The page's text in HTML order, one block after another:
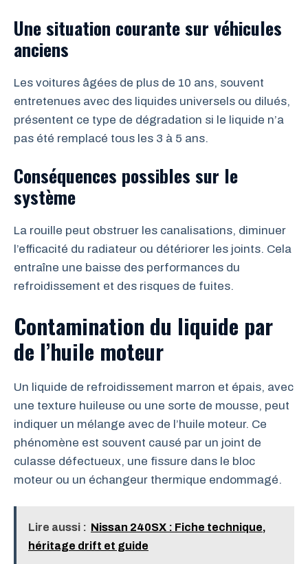
Une situation courante sur véhicules
anciens
Les voitures âgées de plus de 10 ans, souvent
entretenues avec des liquides universels ou dilués,
présentent ce type de dégradation si le liquide n’a
pas été remplacé tous les 3 à 5 ans.
Conséquences possibles sur le
système
La rouille peut obstruer les canalisations, diminuer
l’efficacité du radiateur ou détériorer les joints. Cela
entraîne une baisse des performances du
refroidissement et des risques de fuites.
Contamination du liquide par
de l’huile moteur
Un liquide de refroidissement marron et épais, avec
une texture huileuse ou une sorte de mousse, peut
indiquer un mélange avec de l’huile moteur. Ce
phénomène est souvent causé par un joint de
culasse défectueux, une fissure dans le bloc
moteur ou un échangeur thermique endommagé.
Lire aussi : Nissan 240SX : Fiche technique,
héritage drift et guide